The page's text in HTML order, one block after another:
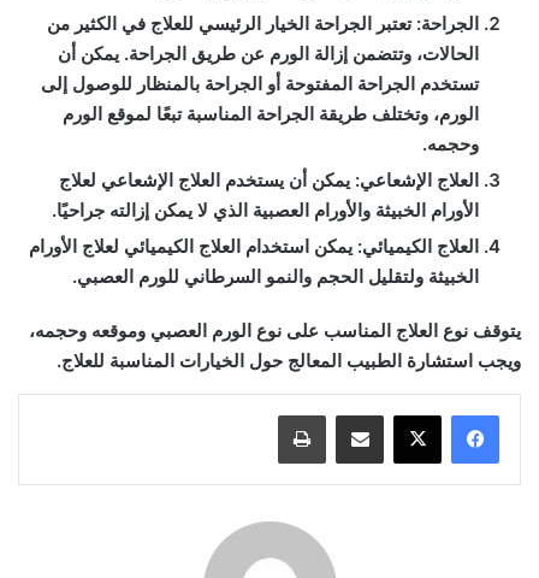
الجراحة: تعتبر الجراحة الخيار الرئيسي للعلاج في الكثير من
الحالات، وتتضمن إزالة الورم عن طريق الجراحة. يمكن أن
تستخدم الجراحة المفتوحة أو الجراحة بالمنظار للوصول إلى
الورم، وتختلف طريقة الجراحة المناسبة تبعًا لموقع الورم
وحجمه.
العلاج الإشعاعي: يمكن أن يستخدم العلاج الإشعاعي لعلاج
الأورام الخبيثة والأورام العصبية الذي لا يمكن إزالته جراحيًا.
العلاج الكيميائي: يمكن استخدام العلاج الكيميائي لعلاج الأورام
الخبيثة ولتقليل الحجم والنمو السرطاني للورم العصبي.
يتوقف نوع العلاج المناسب على نوع الورم العصبي وموقعه وحجمه،
ويجب استشارة الطبيب المعالج حول الخيارات المناسبة للعلاج.
مشاركة عبر البريد طباعة